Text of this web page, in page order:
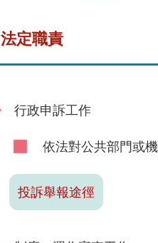
法定職責
行政申訴工作
依法對公共部門或
投訴舉報途徑